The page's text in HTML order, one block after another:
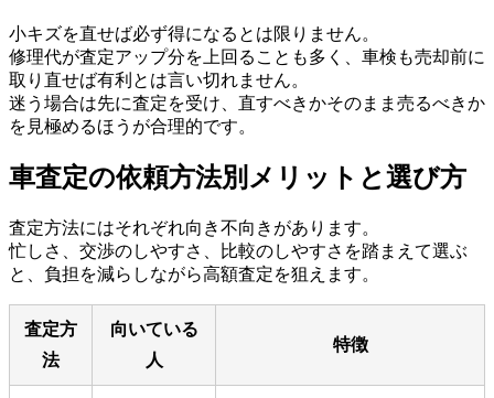
小キズを直せば必ず得になるとは限りません。
修理代が査定アップ分を上回ることも多く、車検も売却前に
取り直せば有利とは言い切れません。
迷う場合は先に査定を受け、直すべきかそのまま売るべきか
を見極めるほうが合理的です。
車査定の依頼方法別メリットと選び方
査定方法にはそれぞれ向き不向きがあります。
忙しさ、交渉のしやすさ、比較のしやすさを踏まえて選ぶ
と、負担を減らしながら高額査定を狙えます。
査定方
法
向いている
人
特徴